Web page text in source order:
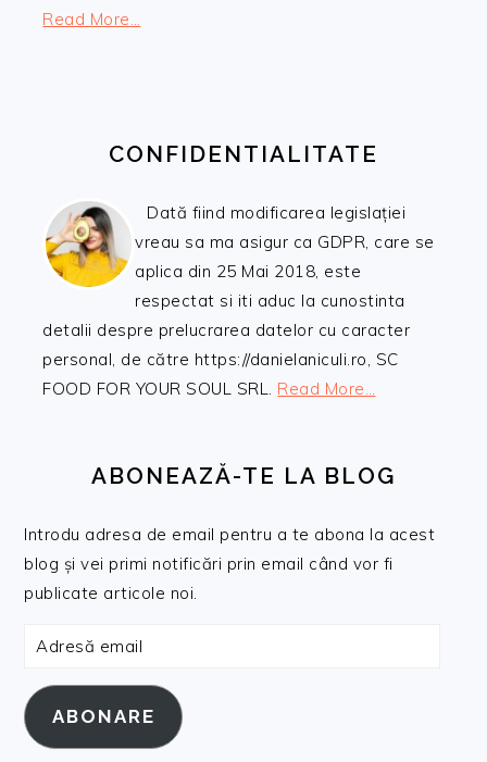
Read More…
CONFIDENTIALITATE
Dată fiind modificarea legislației
vreau sa ma asigur ca GDPR, care se
aplica din 25 Mai 2018, este
respectat si iti aduc la cunostinta
detalii despre prelucrarea datelor cu caracter
personal, de către https://danielaniculi.ro, SC
FOOD FOR YOUR SOUL SRL. Read More…
ABONEAZĂ-TE LA BLOG
Introdu adresa de email pentru a te abona la acest
blog și vei primi notificări prin email când vor fi
publicate articole noi.
Adresă
ABONARE